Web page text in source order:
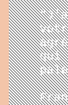
qui